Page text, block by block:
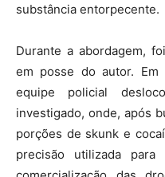
substância entorpecente.
Durante a abordagem,
em posse do autor. Em
equipe policial
investigado, onde, após
porções de skunk e
precisão utilizada